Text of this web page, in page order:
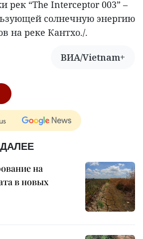
рек “The Interceptor 003” –
солнечную энергию
на реке Кантхо./.
ВИА/Vietnam+
на
в новых